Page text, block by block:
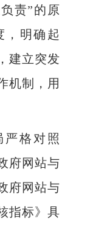
责”的原
，明确起
建立突发
机制，用
严格对照
府网站与
府网站与
指标》具